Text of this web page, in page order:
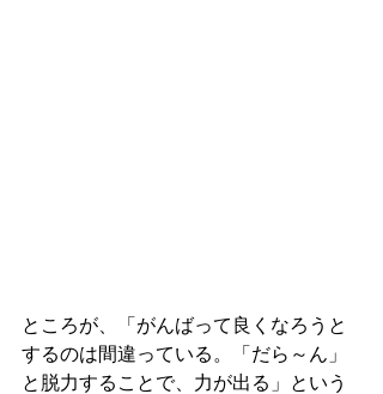
ところが、「がんばって良くなろうと
するのは間違っている。「だら～ん」
と脱力することで、力が出る」という